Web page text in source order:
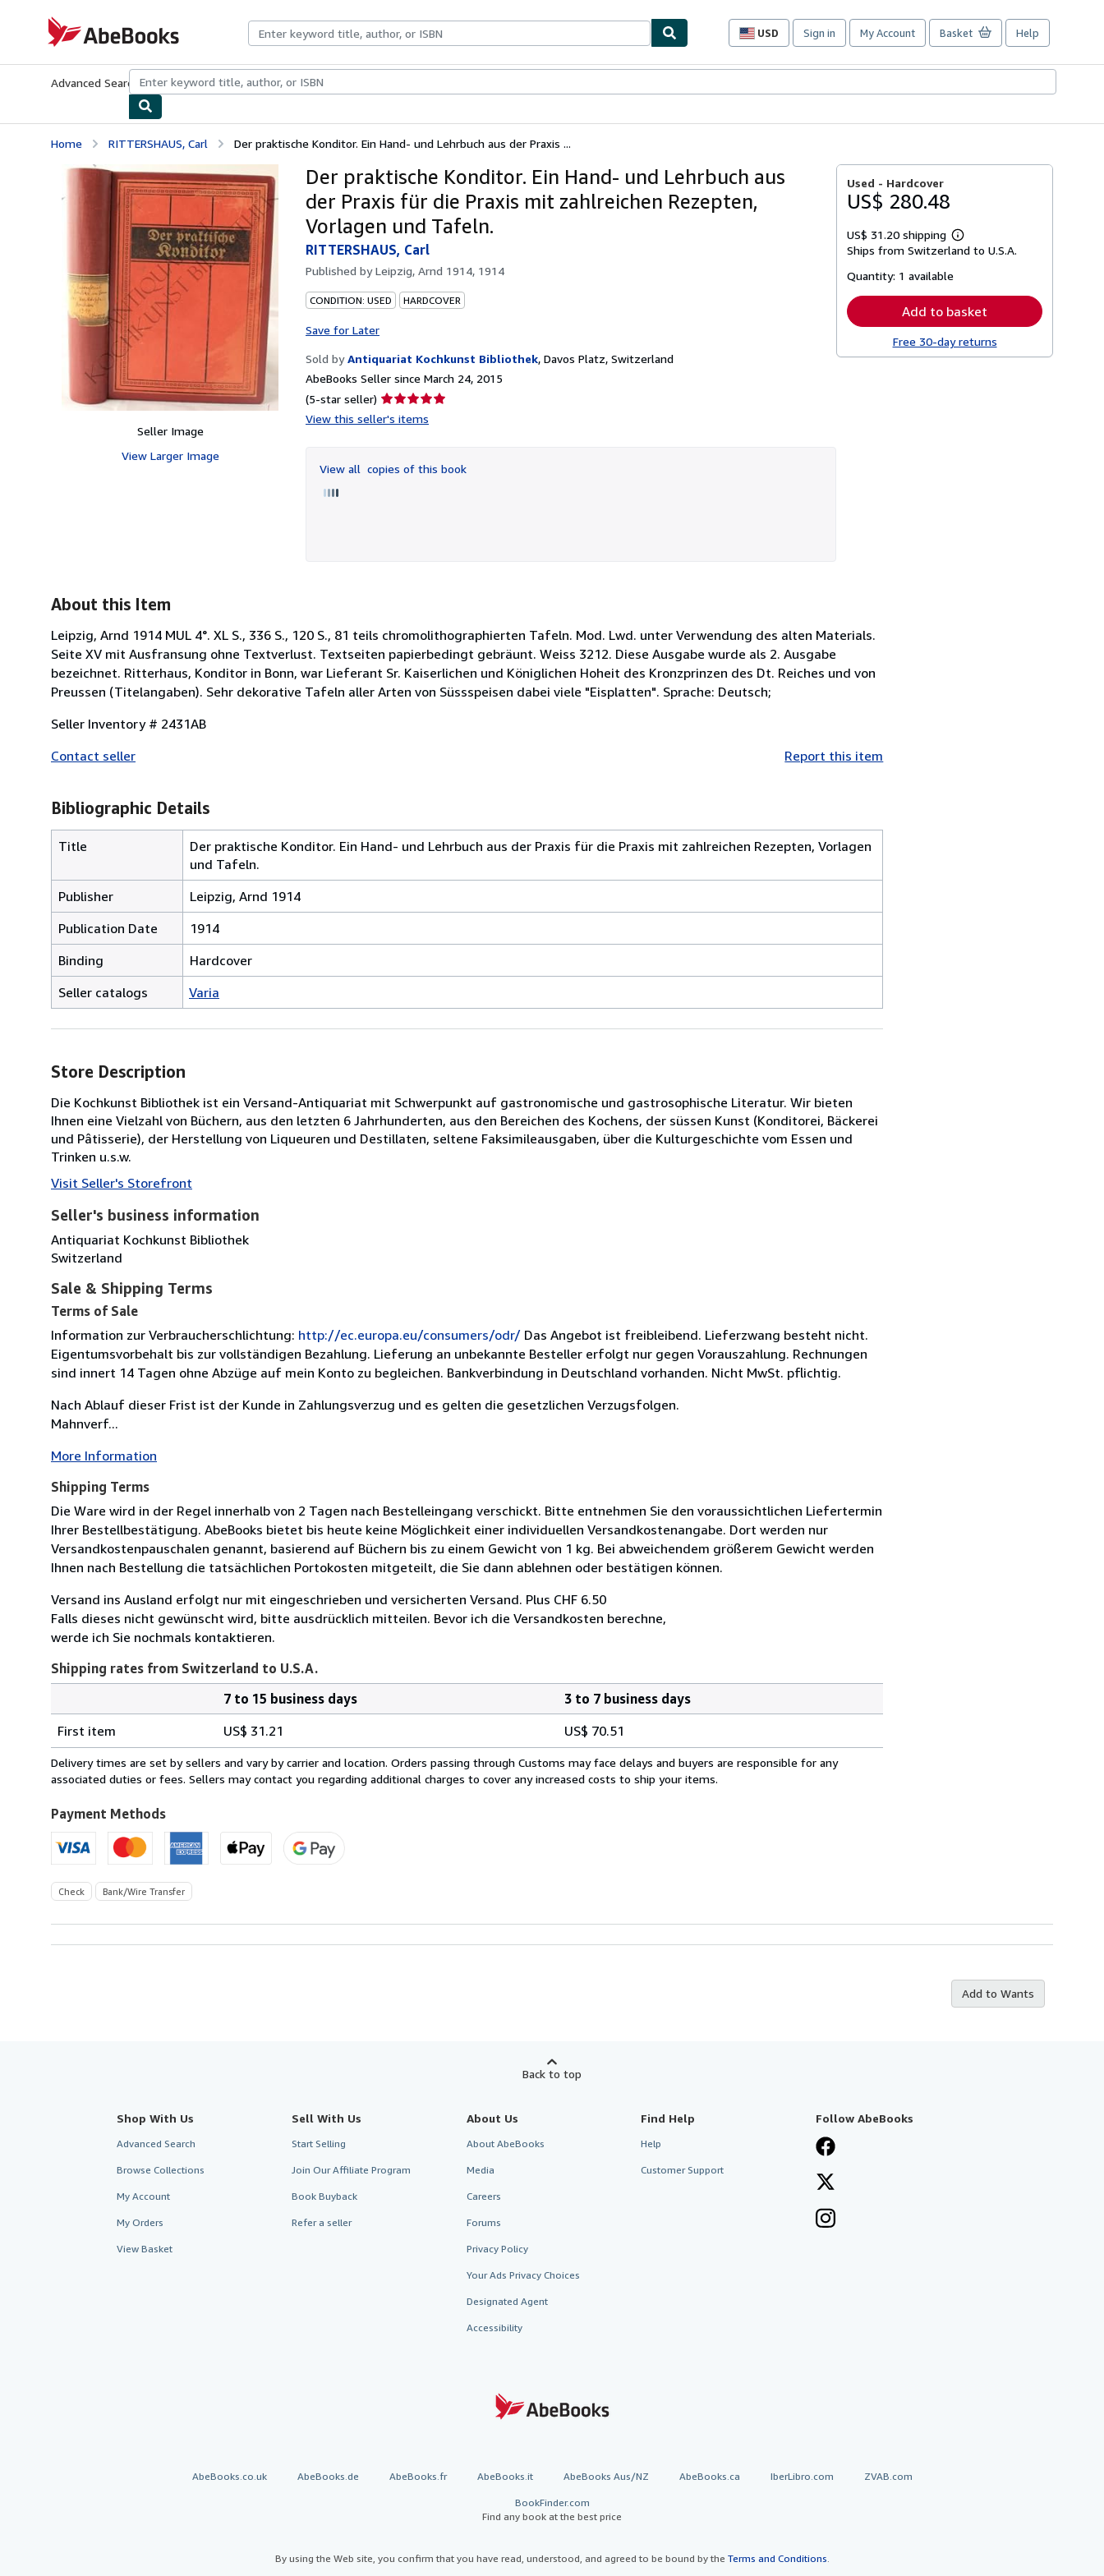
AbeBooks.com
USD
Site
preferences
Sign in My Account Basket Help
Advanced Search Browse CollectionsRare BooksArt & Collectibles
Home RITTERSHAUS, Carl Der praktische Konditor. Ein Hand- und Lehrbuch aus der Praxis ...
Seller Image
View Larger Image
Der praktische Konditor. Ein Hand- und Lehrbuch aus
der Praxis für die Praxis mit zahlreichen Rezepten,
Vorlagen und Tafeln.
RITTERSHAUS, Carl
Published byLeipzig, Arnd 1914, 1914
CONDITION: USED HARDCOVER
Save for Later
Sold by Antiquariat Kochkunst Bibliothek, Davos Platz, Switzerland
AbeBooks Seller since March 24, 2015
(5-star seller) Seller
rating
of
5
View this seller's items
View all copies of this book
Used - Hardcover
US$ 280.48
US$ 31.20 shipping
Learn
more
Ships from Switzerland to U.S.A.
Quantity: 1 available
Add to basket
Free 30-day returns
About this Item
Leipzig, Arnd 1914 MUL 4°. XL S., 336 S., 120 S., 81 teils chromolithographierten Tafeln. Mod. Lwd. unter Verwendung des alten Materials.
Seite XV mit Ausfransung ohne Textverlust. Textseiten papierbedingt gebräunt. Weiss 3212. Diese Ausgabe wurde als 2. Ausgabe
bezeichnet. Ritterhaus, Konditor in Bonn, war Lieferant Sr. Kaiserlichen und Königlichen Hoheit des Kronzprinzen des Dt. Reiches und von
Preussen (Titelangaben). Sehr dekorative Tafeln aller Arten von Süssspeisen dabei viele "Eisplatten". Sprache: Deutsch;
Seller Inventory # 2431AB
Contact seller
Report this item
Bibliographic Details
Title
Der praktische Konditor. Ein Hand- und Lehrbuch aus der Praxis für die Praxis mit zahlreichen Rezepten, Vorlagen
und Tafeln.
Publisher
Leipzig, Arnd 1914
Publication Date
1914
Binding
Hardcover
Seller catalogs
Varia
Store Description
Die Kochkunst Bibliothek ist ein Versand-Antiquariat mit Schwerpunkt auf gastronomische und gastrosophische Literatur. Wir bieten
Ihnen eine Vielzahl von Büchern, aus den letzten 6 Jahrhunderten, aus den Bereichen des Kochens, der süssen Kunst (Konditorei, Bäckerei
und Pâtisserie), der Herstellung von Liqueuren und Destillaten, seltene Faksimileausgaben, über die Kulturgeschichte vom Essen und
Trinken u.s.w.
Visit Seller's Storefront
Seller's business information
Antiquariat Kochkunst Bibliothek
Switzerland
Sale & Shipping Terms
Terms of Sale
Information zur Verbraucherschlichtung: http://ec.europa.eu/consumers/odr/ Das Angebot ist freibleibend. Lieferzwang besteht nicht.
Eigentumsvorbehalt bis zur vollständigen Bezahlung. Lieferung an unbekannte Besteller erfolgt nur gegen Vorauszahlung. Rechnungen
sind innert 14 Tagen ohne Abzüge auf mein Konto zu begleichen. Bankverbindung in Deutschland vorhanden. Nicht MwSt. pflichtig.
Nach Ablauf dieser Frist ist der Kunde in Zahlungsverzug und es gelten die gesetzlichen Verzugsfolgen.
Mahnverf...
More Information
Shipping Terms
Die Ware wird in der Regel innerhalb von 2 Tagen nach Bestelleingang verschickt. Bitte entnehmen Sie den voraussichtlichen Liefertermin
Ihrer Bestellbestätigung. AbeBooks bietet bis heute keine Möglichkeit einer individuellen Versandkostenangabe. Dort werden nur
Versandkostenpauschalen genannt, basierend auf Büchern bis zu einem Gewicht von 1 kg. Bei abweichendem größerem Gewicht werden
Ihnen nach Bestellung die tatsächlichen Portokosten mitgeteilt, die Sie dann ablehnen oder bestätigen können.
Versand ins Ausland erfolgt nur mit eingeschrieben und versicherten Versand. Plus CHF 6.50
Falls dieses nicht gewünscht wird, bitte ausdrücklich mitteilen. Bevor ich die Versandkosten berechne,
werde ich Sie nochmals kontaktieren.
Shipping rates from Switzerland to U.S.A.
rates
from
Switzerland
U.S.A.
7 to 15 business days
3 to 7 business days
First item
US$ 31.21 US$ 70.51
Delivery times are set by sellers and vary by carrier and location. Orders passing through Customs may face delays and buyers are responsible for any
associated duties or fees. Sellers may contact you regarding additional charges to cover any increased costs to ship your items.
Payment Methods
Check Bank/Wire Transfer
Add to Wants
Back to top
Shop With Us
Advanced Search
Browse Collections
My Account
My Orders
View Basket
Sell With Us
Start Selling
Join Our Affiliate Program
Book Buyback
Refer a seller
About Us
About AbeBooks
Media
Careers
Forums
Privacy Policy
Your Ads Privacy Choices
Designated Agent
Accessibility
Find Help
Help
Customer Support
Follow AbeBooks
AbeBooks.co.uk AbeBooks.de AbeBooks.fr AbeBooks.it AbeBooks Aus/NZ AbeBooks.ca IberLibro.com ZVAB.com
BookFinder.com
Find any book at the best price
By using the Web site, you confirm that you have read, understood, and agreed to be bound by the Terms and Conditions